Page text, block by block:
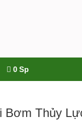
0 Sp
Bơm Thủy